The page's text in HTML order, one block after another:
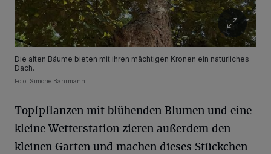
Die alten Bäume bieten mit ihren mächtigen Kronen ein natürliches
Dach.
Foto: Simone Bahrmann
Topfpflanzen mit blühenden Blumen und eine
kleine Wetterstation zieren außerdem den
kleinen Garten und machen dieses Stückchen